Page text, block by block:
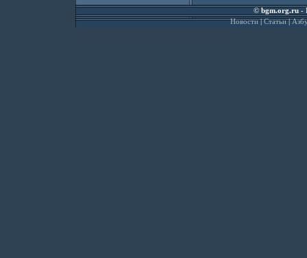
©bgm.org.ru-
Новости|Статьи|